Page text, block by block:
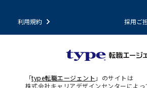
利用規約 採用ご
「type転職エージェント 」のサイトは
株式会社キャリアデザインセンターによ